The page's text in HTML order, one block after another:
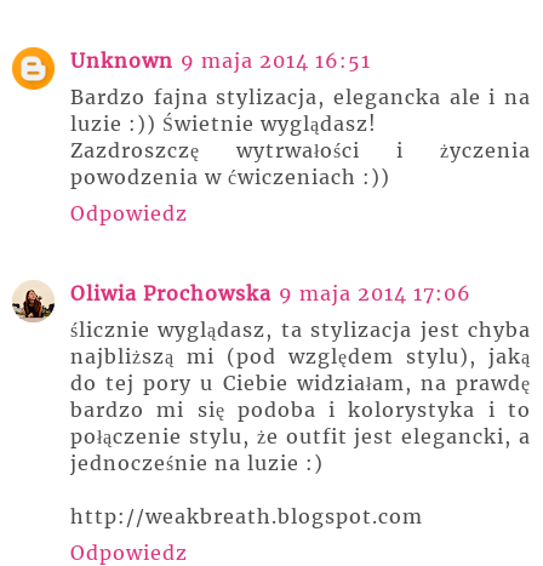
Unknown 9 maja 2014 16:51
Bardzo fajna stylizacja, elegancka ale i na
luzie :)) Świetnie wyglądasz!
Zazdroszczę wytrwałości i życzenia
powodzenia w ćwiczeniach :))
Odpowiedz
Oliwia Prochowska 9 maja 2014 17:06
ślicznie wyglądasz, ta stylizacja jest chyba
najbliższą mi (pod względem stylu), jaką
do tej pory u Ciebie widziałam, na prawdę
bardzo mi się podoba i kolorystyka i to
połączenie stylu, że outfit jest elegancki, a
jednocześnie na luzie :)
http://weakbreath.blogspot.com
Odpowiedz